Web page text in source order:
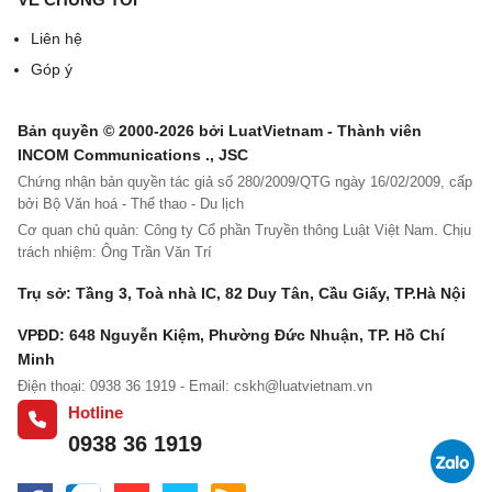
Điều 3:
phối bản ghi âm, ghi hình trong thời
hạn:..............................................................
(Các bên có thể thoả thuận cụ thể về số lần sản
xuất, hoặc thời hạn sản xuất
bản ghi âm, ghi hình)
Điều 4:Bên B phải tôn trọng các quyền nhân thân
của tác giả và người biểu diễn quy định tại Điều 19
và Điều 29 Luật Sở hữu trí tuệ.
(Các bên có thể thoả thuận về việc bên A được xem
trình bầy và duyệt nội dung bản sao bản ghi âm, ghi
hình trước khi đưa sản xuất để phát hành tới công
Liên hệ
Góp ý
Bản quyền © 2000-2026 bởi LuatVietnam - Thành viên
INCOM Communications ., JSC
Chứng nhận bản quyền tác giả số 280/2009/QTG ngày 16/02/2009, cấp
bởi Bộ Văn hoá - Thể thao - Du lịch
Cơ quan chủ quản: Công ty Cổ phần Truyền thông Luật Việt Nam. Chịu
trách nhiệm: Ông Trần Văn Trí
Trụ sở: Tầng 3, Toà nhà IC, 82 Duy Tân, Cầu Giấy, TP.Hà Nội
VPĐD: 648 Nguyễn Kiệm, Phường Đức Nhuận, TP. Hồ Chí
Minh
Điện thoại: 0938 36 1919 - Email: cskh@luatvietnam.vn
Hotline
0938 36 1919